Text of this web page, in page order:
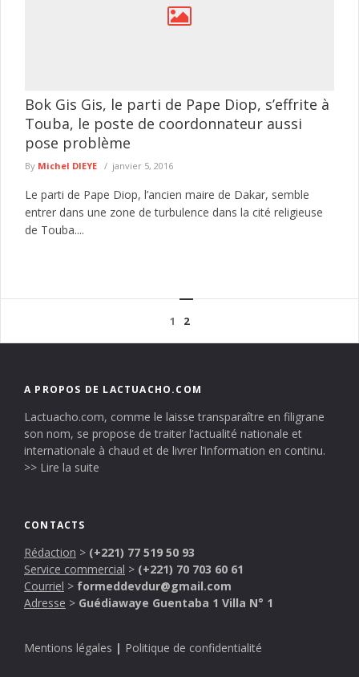
Bok Gis Gis, le parti de Pape Diop, s’effrite à
Touba, le poste de coordonnateur aussi
pose problème
By Michel DIEYE janvier 5, 2016
Le parti de Pape Diop, l’ancien maire de Dakar, semble
entrer dans une zone de turbulence dans la cité religieuse
de Touba....
1 2
A PROPOS DE LACTUACHO.COM
Lactuacho.com, comme le laisse transparaître en filigrane
son nom, se propose de traiter l’actualité nationale et
internationale à chaud et de livrer l’information en continu.
>> Lire la suite
CONTACTS
Rédaction > (+221) 77 519 50 93
Service commercial > (+221) 70 703 60 61
Courriel > formeddevdur@gmail.com
Adresse > Guédiawaye Guentaba 1 Villa N° 1
Mentions légales | Politique de confidentialité